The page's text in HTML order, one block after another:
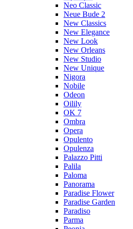
Neo Classic
Neue Bude 2
New Classics
New Elegance
New Look
New Orleans
New Studio
New Unique
Nigora
Nobile
Odeon
Oilily
OK 7
Ombra
Opera
Opulento
Opulenza
Palazzo Pitti
Palila
Paloma
Panorama
Paradise Flower
Paradise Garden
Paradiso
Parma